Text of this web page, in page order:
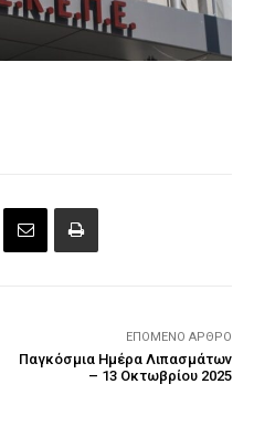
ΕΠΌΜΕΝΟ ΆΡΘΡΟ
Παγκόσμια Ημέρα Λιπασμάτων
– 13 Οκτωβρίου 2025